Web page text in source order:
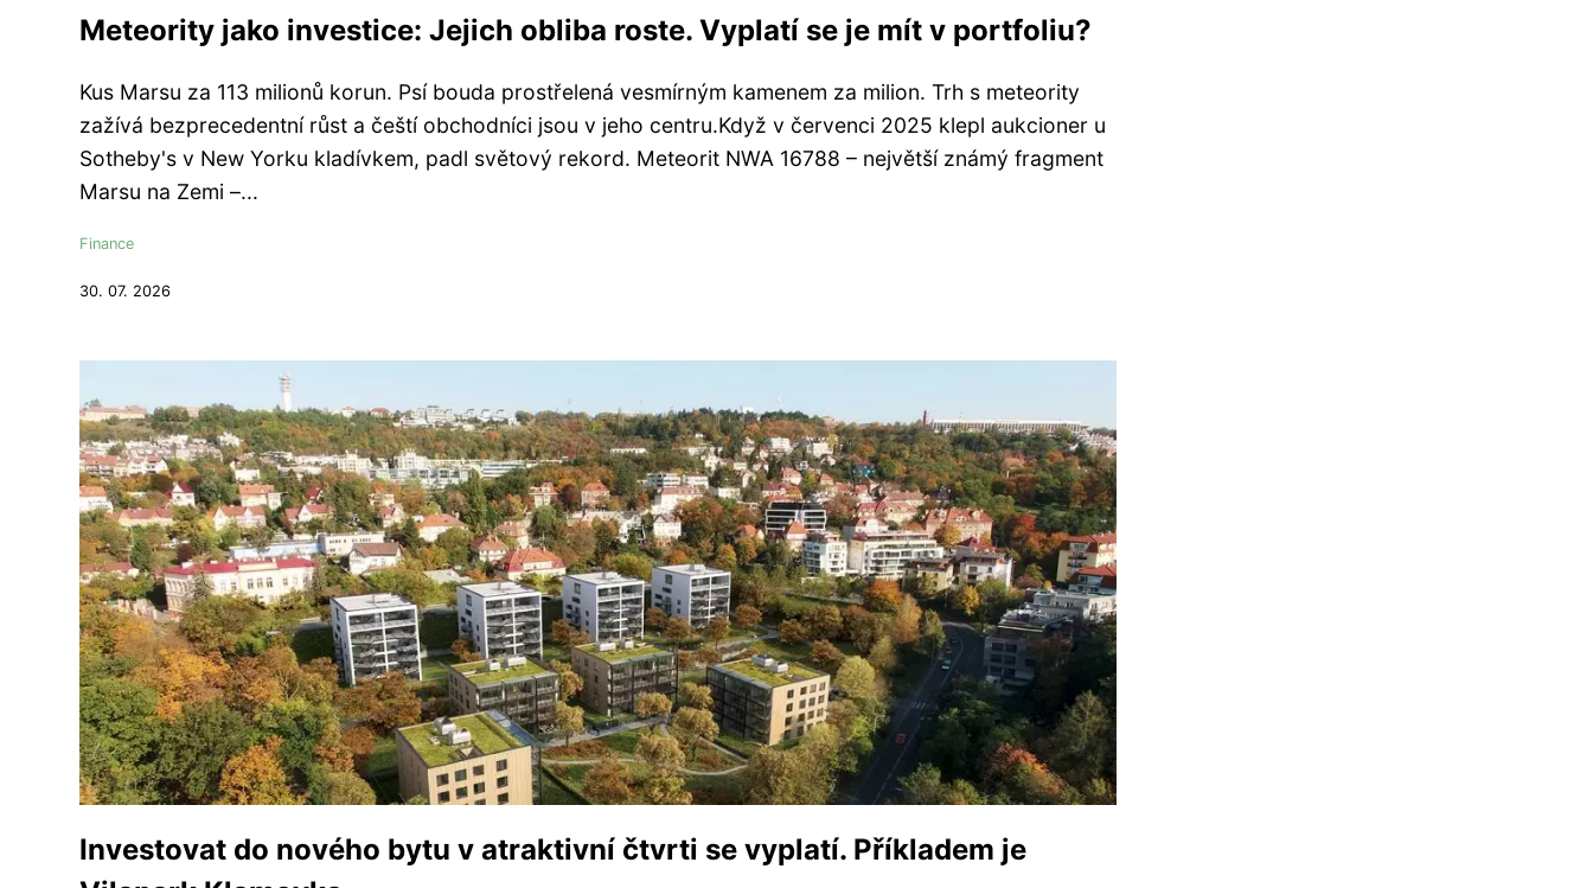
Meteority jako investice: Jejich obliba roste. Vyplatí se je mít v portfoliu?
Kus Marsu za 113 milionů korun. Psí bouda prostřelená vesmírným kamenem za milion. Trh s meteority
zažívá bezprecedentní růst a čeští obchodníci jsou v jeho centru.Když v červenci 2025 klepl aukcioner u
Sotheby's v New Yorku kladívkem, padl světový rekord. Meteorit NWA 16788 – největší známý fragment
Marsu na Zemi –...
Finance
30. 07. 2026
Investovat do nového bytu v atraktivní čtvrti se vyplatí. Příkladem je